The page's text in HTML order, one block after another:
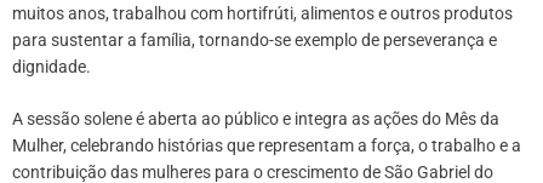
muitos anos, trabalhou com hortifrúti, alimentos e outros produtos
para sustentar a família, tornando-se exemplo de perseverança e
dignidade.
A sessão solene é aberta ao público e integra as ações do Mês da
Mulher, celebrando histórias que representam a força, o trabalho e a
contribuição das mulheres para o crescimento de São Gabriel do